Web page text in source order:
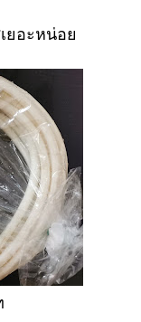
ยอะหน่อย